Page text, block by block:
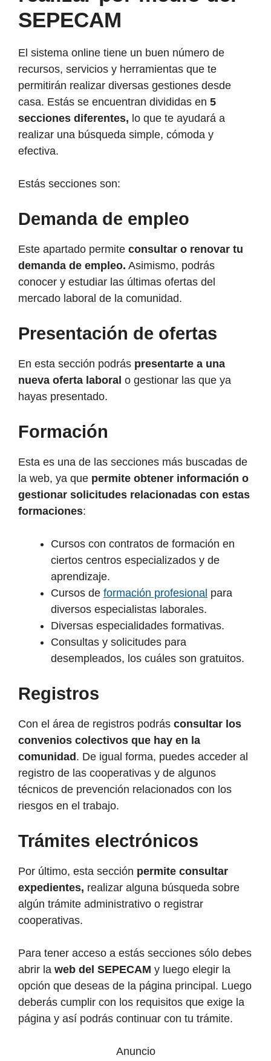
SEPECAM
El sistema online tiene un buen número de
recursos, servicios y herramientas que te
permitirán realizar diversas gestiones desde
casa. Estás se encuentran divididas en 5
secciones diferentes, lo que te ayudará a
realizar una búsqueda simple, cómoda y
efectiva.
Estás secciones son:
Demanda de empleo
Este apartado permite consultar o renovar tu
demanda de empleo. Asimismo, podrás
conocer y estudiar las últimas ofertas del
mercado laboral de la comunidad.
Presentación de ofertas
En esta sección podrás presentarte a una
nueva oferta laboral o gestionar las que ya
hayas presentado.
Formación
Esta es una de las secciones más buscadas de
la web, ya que permite obtener información o
gestionar solicitudes relacionadas con estas
formaciones:
Cursos con contratos de formación en
ciertos centros especializados y de
aprendizaje.
Cursos de formación profesional para
diversos especialistas laborales.
Diversas especialidades formativas.
Consultas y solicitudes para
desempleados, los cuáles son gratuitos.
Registros
Con el área de registros podrás consultar los
convenios colectivos que hay en la
comunidad . De igual forma, puedes acceder al
registro de las cooperativas y de algunos
técnicos de prevención relacionados con los
riesgos en el trabajo.
Trámites electrónicos
Por último, esta sección permite consultar
expedientes, realizar alguna búsqueda sobre
algún trámite administrativo o registrar
cooperativas.
Para tener acceso a estás secciones sólo debes
abrir la web del SEPECAM y luego elegir la
opción que deseas de la página principal. Luego
deberás cumplir con los requisitos que exige la
página y así podrás continuar con tu trámite.
Anuncio